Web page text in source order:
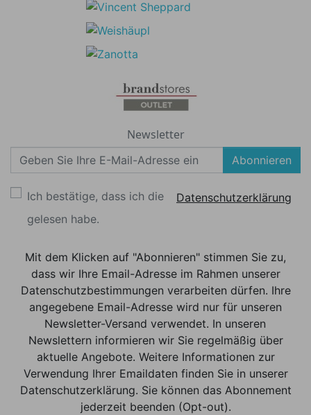
Newsletter
Abonnieren
Ich bestätige, dass ich die
Datenschutzerklärung
gelesen habe.
Mit dem Klicken auf "Abonnieren" stimmen Sie zu,
dass wir Ihre Email-Adresse im Rahmen unserer
Datenschutzbestimmungen verarbeiten dürfen. Ihre
angegebene Email-Adresse wird nur für unseren
Newsletter-Versand verwendet. In unseren
Newslettern informieren wir Sie regelmäßig über
aktuelle Angebote. Weitere Informationen zur
Verwendung Ihrer Emaildaten finden Sie in unserer
Datenschutzerklärung. Sie können das Abonnement
jederzeit beenden (Opt-out).